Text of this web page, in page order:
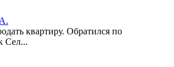
квартиру. Обратился по
Сел...